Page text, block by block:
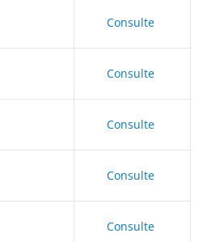
Consulte
Consulte
Consulte
Consulte
Consulte